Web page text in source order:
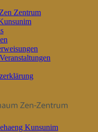
Zentrum
Kunsunim